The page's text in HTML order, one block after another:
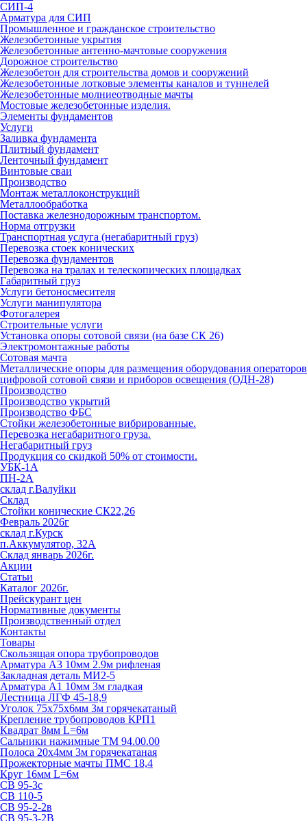
СИП-4
Арматура для СИП
Промышленное и гражданское строительство
Железобетонные укрытия
Железобетонные антенно-мачтовые сооружения
Дорожное строительство
Железобетон для строительства домов и сооружений
Железобетонные лотковые элементы каналов и туннелей
Железобетонные молниеотводные мачты
Мостовые железобетонные изделия.
Элементы фундаментов
Услуги
Заливка фундамента
Плитный фундамент
Ленточный фундамент
Винтовые сваи
Производство
Монтаж металлоконструкций
Металлообработка
Поставка железнодорожным транспортом.
Норма отгрузки
Транспортная услуга (негабаритный груз)
Перевозка стоек конических
Перевозка фундаментов
Перевозка на тралах и телескопических площадках
Габаритный груз
Услуги бетоносмесителя
Услуги манипулятора
Фотогалерея
Строительные услуги
Установка опоры сотовой связи (на базе СК 26)
Электромонтажные работы
Сотовая мачта
Металлические опоры для размещения оборудования операторов
цифровой сотовой связи и приборов освещения (ОДН-28)
Производство
Производство укрытий
Производство ФБС
Стойки железобетонные вибрированные.
Перевозка негабаритного груза.
Негабаритный груз
Продукция со скидкой 50% от стоимости.
УБК-1А
ПН-2А
склад г.Валуйки
Склад
Стойки конические СК22,26
Февраль 2026г
склад г.Курск
п.Аккумулятор, 32А
Склад январь 2026г.
Акции
Статьи
Каталог 2026г.
Прейскурант цен
Нормативные документы
Производственный отдел
Контакты
Товары
Скользящая опора трубопроводов
Арматура А3 10мм 2.9м рифленая
Закладная деталь МИ2-5
Арматура А1 10мм 3м гладкая
Лестница ЛГФ 45-18,9
Уголок 75х75х6мм 3м горячекатаный
Крепление трубопроводов КРП1
Квадрат 8мм L=6м
Сальники нажимные ТМ 94.00.00
Полоса 20х4мм 3м горячекатаная
Прожекторные мачты ПМС 18,4
Круг 16мм L=6м
СВ 95-3с
СВ 110-5
СВ 95-2-2в
СВ 95-3-2В